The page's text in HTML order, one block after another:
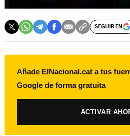
SEGUIR EN
Añade ElNacional.cat a tus
Google de forma gratuita
ACTIVAR